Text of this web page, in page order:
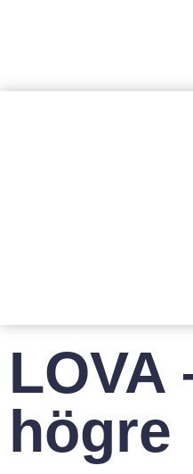
LOVA
högre